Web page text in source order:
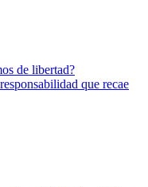
de libertad?
que recae